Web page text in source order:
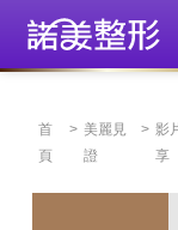
首
頁
> 美麗見
證
> 影
享